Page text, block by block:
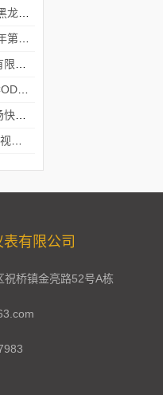
有限公司
桥镇金亮路52号A栋